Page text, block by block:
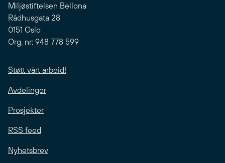
Miljøstiftelsen Bellona
Rådhusgata 28
0151 Oslo
Org. nr: 948 778 599
Støtt vårt arbeid!
Avdelinger
Prosjekter
RSS feed
Nyhetsbrev